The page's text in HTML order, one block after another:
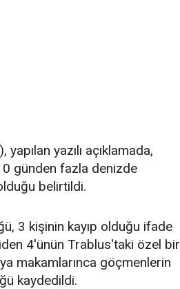
yazılı açıklamada,
günden fazla denizde
belirtildi.
3 kişinin kayıp olduğu ifade
4'ünün Trablus'taki özel bir
makamlarınca göçmenlerin
kaydedildi.